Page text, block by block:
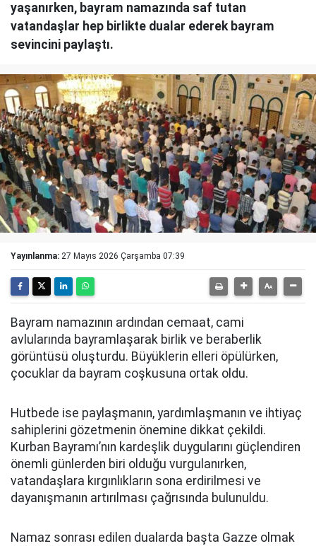
yaşanırken, bayram namazında saf tutan
vatandaşlar hep birlikte dualar ederek bayram
sevincini paylaştı.
Yayınlanma: 27 Mayıs 2026 Çarşamba 07:39
Bayram namazının ardından cemaat, cami
avlularında bayramlaşarak birlik ve beraberlik
görüntüsü oluşturdu. Büyüklerin elleri öpülürken,
çocuklar da bayram coşkusuna ortak oldu.
Hutbede ise paylaşmanın, yardımlaşmanın ve ihtiyaç
sahiplerini gözetmenin önemine dikkat çekildi.
Kurban Bayramı’nın kardeşlik duygularını güçlendiren
önemli günlerden biri olduğu vurgulanırken,
vatandaşlara kırgınlıkların sona erdirilmesi ve
dayanışmanın artırılması çağrısında bulunuldu.
Namaz sonrası edilen dualarda başta Gazze olmak